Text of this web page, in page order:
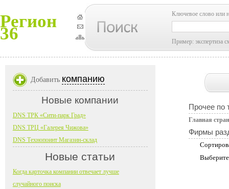
Регион
36
Ключевое слово или
Пример: экспертиза
Прочее по
Главная
Фирмы
Добавить компанию
Новые компании
DNS ТРК «Сити-парк Град»
DNS ТРЦ «Галерея Чижова»
DNS Технопоинт Магазин-склад
Новые статьи
Когда карточка компании отвечает лучше
случайного поиска